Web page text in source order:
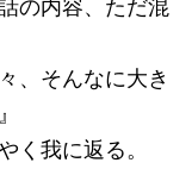
の内容、ただ混
、そんなに大き
く我に返る。